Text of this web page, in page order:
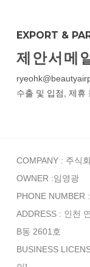
EXPORT &
제안서메
수출 및 입점, 제휴
COMPANY : 주식
OWNER :임영광
PHONE NUMBER
ADDRESS : 인천
B동 2601호
BUSINESS